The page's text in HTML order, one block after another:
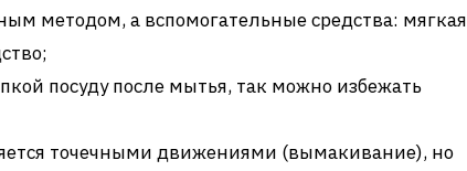
методом, а вспомогательные средства: мягкая
посуду после мытья, так можно избежать
точечными движениями (вымакивание), но